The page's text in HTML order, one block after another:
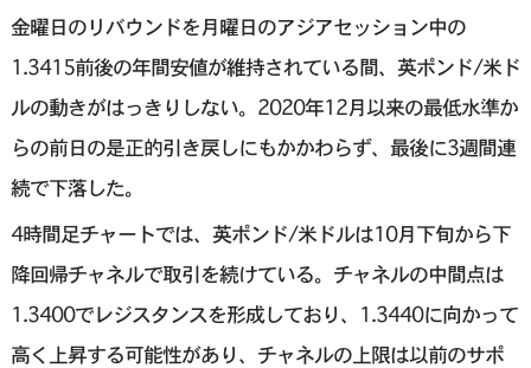
金曜日のリバウンドを月曜日のアジアセッション中の
1.3415前後の年間安値が維持されている間、英ポンド/米ド
ルの動きがはっきりしない。2020年12月以来の最低水準か
らの前日の是正的引き戻しにもかかわらず、最後に3週間連
続で下落した。
4時間足チャートでは、英ポンド/米ドルは10月下旬から下
降回帰チャネルで取引を続けている。チャネルの中間点は
1.3400でレジスタンスを形成しており、1.3440に向かって
高く上昇する可能性があり、チャネルの上限は以前のサポ